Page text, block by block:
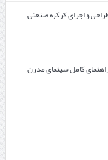
و اجرای کرکره صنعتی
کامل سینمای مدرن